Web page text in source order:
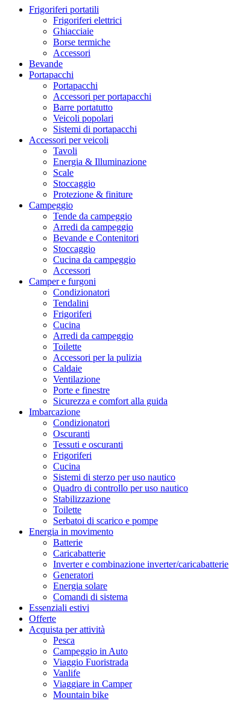
Frigoriferi portatili
Frigoriferi elettrici
Ghiacciaie
Borse termiche
Accessori
Bevande
Portapacchi
Portapacchi
Accessori per portapacchi
Barre portatutto
Veicoli popolari
Sistemi di portapacchi
Accessori per veicoli
Tavoli
Energia & Illuminazione
Scale
Stoccaggio
Protezione & finiture
Campeggio
Tende da campeggio
Arredi da campeggio
Bevande e Contenitori
Stoccaggio
Cucina da campeggio
Accessori
Camper e furgoni
Condizionatori
Tendalini
Frigoriferi
Cucina
Arredi da campeggio
Toilette
Accessori per la pulizia
Caldaie
Ventilazione
Porte e finestre
Sicurezza e comfort alla guida
Imbarcazione
Condizionatori
Oscuranti
Tessuti e oscuranti
Frigoriferi
Cucina
Sistemi di sterzo per uso nautico
Quadro di controllo per uso nautico
Stabilizzazione
Toilette
Serbatoi di scarico e pompe
Energia in movimento
Batterie
Caricabatterie
Inverter e combinazione inverter/caricabatterie
Generatori
Energia solare
Comandi di sistema
Essenziali estivi
Offerte
Acquista per attività
Pesca
Campeggio in Auto
Viaggio Fuoristrada
Vanlife
Viaggiare in Camper
Mountain bike